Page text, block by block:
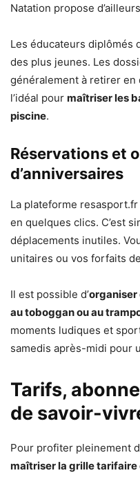
Natation propose
Les éducateurs diplômés
des plus jeunes. Les
généralement à retirer en
l’idéal pour maîtriser les
piscine.
Réservations et
d’anniversaires
La plateforme resasport.fr
en quelques clics. C’est
déplacements inutiles.
unitaires ou vos forfaits
Il est possible d’organiser
au toboggan ou au
moments ludiques et
samedis après-midi pour
Tarifs,
de savoir-
Pour profiter pleinement
maîtriser la grille tarifaire